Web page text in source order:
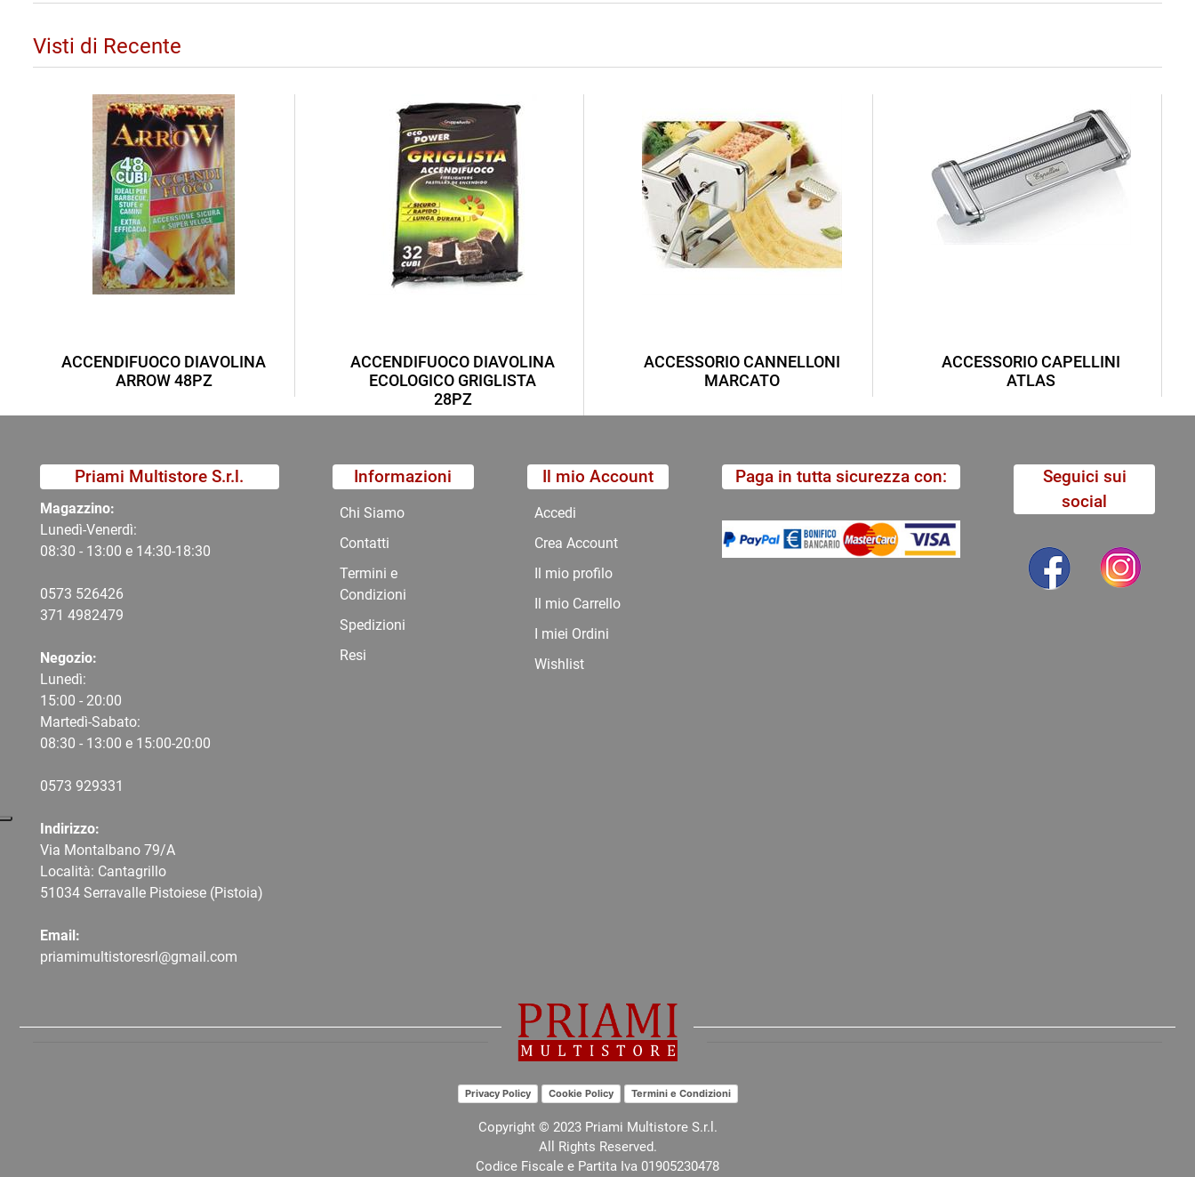
Visti di Recente
ACCENDIFUOCO DIAVOLINA
ARROW 48PZ
ACCENDIFUOCO DIAVOLINA
ECOLOGICO GRIGLISTA
28PZ
ACCESSORIO CANNELLONI
MARCATO
ACCESSORIO CAPELLINI
ATLAS
Priami Multistore S.r.l.
Magazzino:
Lunedì-Venerdì:
08:30 - 13:00 e 14:30-18:30
0573 526426
371 4982479
Negozio:
Lunedì:
15:00 - 20:00
Martedì-Sabato:
08:30 - 13:00 e 15:00-20:00
0573 929331
Indirizzo:
Via Montalbano 79/A
Località: Cantagrillo
51034 Serravalle Pistoiese (Pistoia)
Email:
priamimultistoresrl@gmail.com
Informazioni
Chi Siamo
Contatti
Termini e
Condizioni
Spedizioni
Resi
Il mio Account
Accedi
Crea Account
Il mio profilo
Il mio Carrello
I miei Ordini
Wishlist
Paga in tutta sicurezza con:
Seguici sui
social
Privacy Policy Cookie Policy Termini e Condizioni
Copyright © 2023 Priami Multistore S.r.l.
All Rights Reserved.
Codice Fiscale e Partita Iva 01905230478